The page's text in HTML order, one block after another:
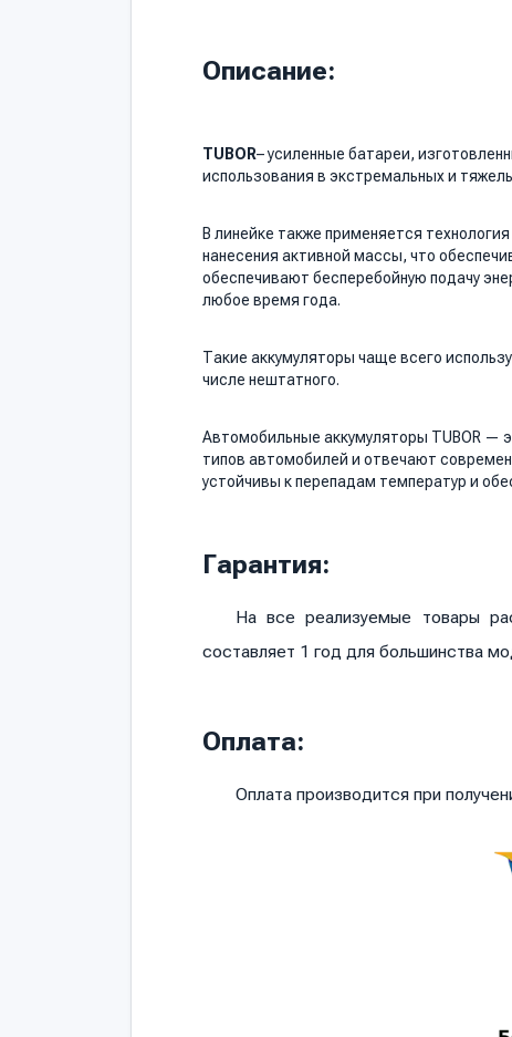
Описание:
TUBOR– усиленные батареи,
использования в экстремальных и
В линейке также применяется
нанесения активной массы, что
обеспечивают бесперебойную подачу
любое время года.
Такие аккумуляторы чаще всего
числе нештатного.
Автомобильные аккумуляторы TUBOR —
типов автомобилей и отвечают
устойчивы к перепадам температур и
Гарантия:
На все реализуемые товары
составляет 1 год для большинства
Оплата:
Оплата производится при